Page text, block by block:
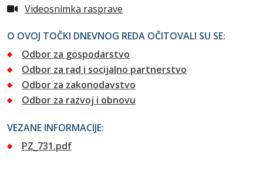
Videosnimka rasprave
O OVOJ TOČKI DNEVNOG REDA OČITOVALI SU SE:
Odbor za gospodarstvo
Odbor za rad i socijalno partnerstvo
Odbor za zakonodavstvo
Odbor za razvoj i obnovu
VEZANE INFORMACIJE:
PZ_731.pdf